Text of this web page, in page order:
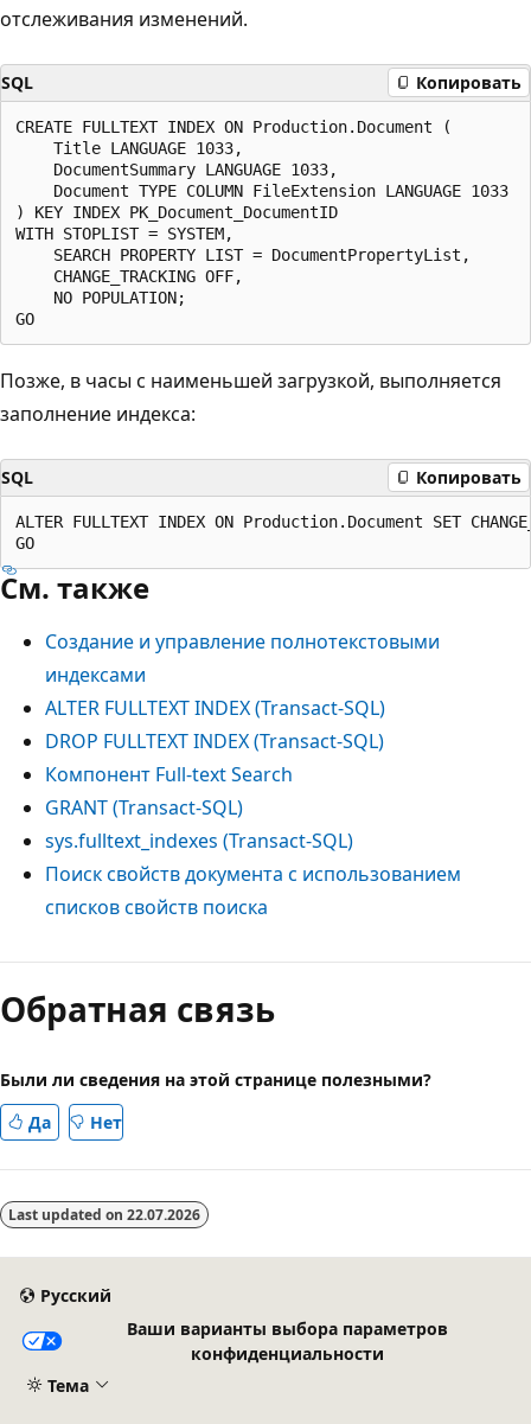
отслеживания изменений.
SQL Копировать
CREATE FULLTEXT INDEX ON Production.Document (
    Title LANGUAGE 1033,
    DocumentSummary LANGUAGE 1033,
    Document TYPE COLUMN FileExtension LANGUAGE 1033
) KEY INDEX PK_Document_DocumentID
WITH STOPLIST = SYSTEM,
    SEARCH PROPERTY LIST = DocumentPropertyList,
    CHANGE_TRACKING OFF,
    NO POPULATION;
Позже, в часы с наименьшей загрузкой, выполняется
заполнение индекса:
SQL Копировать
ALTER FULLTEXT INDEX ON Production.Document SET
См. также
Создание и управление полнотекстовыми
индексами
ALTER FULLTEXT INDEX (Transact-SQL)
DROP FULLTEXT INDEX (Transact-SQL)
Компонент Full-text Search
GRANT (Transact-SQL)
sys.fulltext_indexes (Transact-SQL)
Поиск свойств документа с использованием
списков свойств поиска
Обратная связь
Были ли сведения на этой странице полезными?
Да
Нет
Last updated on 22.07.2026
Русский
Ваши варианты выбора параметров
конфиденциальности
Тема